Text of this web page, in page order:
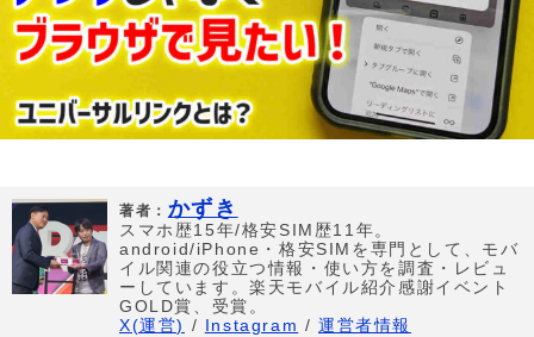
著者： かずき
スマホ歴15年/格安SIM歴11年。
android/iPhone・格安SIMを専門として、モバ
イル関連の役立つ情報・使い方を調査・レビュ
ーしています。楽天モバイル紹介感謝イベント
GOLD賞、受賞。
X(運営) / Instagram /運営者情報